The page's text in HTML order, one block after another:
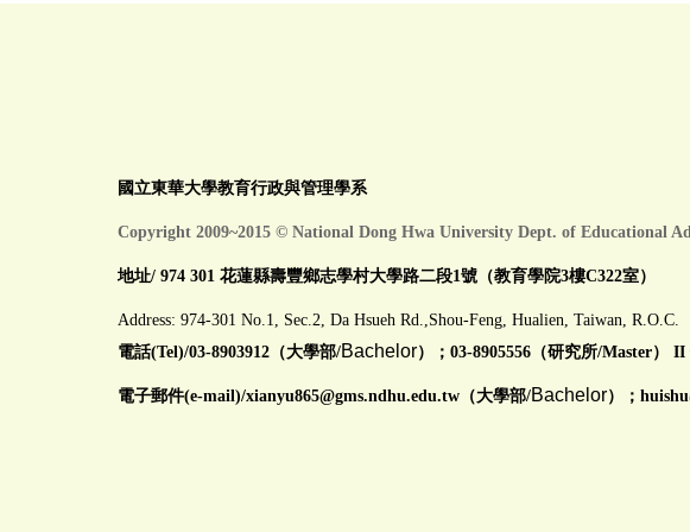
國立東華大學教育行政與管理學系
Copyright 2009~2015 © National Dong Hwa University Dept. of Educational
地址/ 974 301 花蓮縣壽豐鄉志學村大學路二段1號（教育學院3樓C322室）
Address: 974-301 No.1, Sec.2, Da Hsueh Rd.,Shou-Feng, Hualien, Taiwan,
電話(Tel)/03-8903912（大學部/Bachelor）；03-8905556（研究所/Master）
電子郵件(e-mail)/xianyu865@gms.ndhu.edu.tw （大學部/Bachelor）；